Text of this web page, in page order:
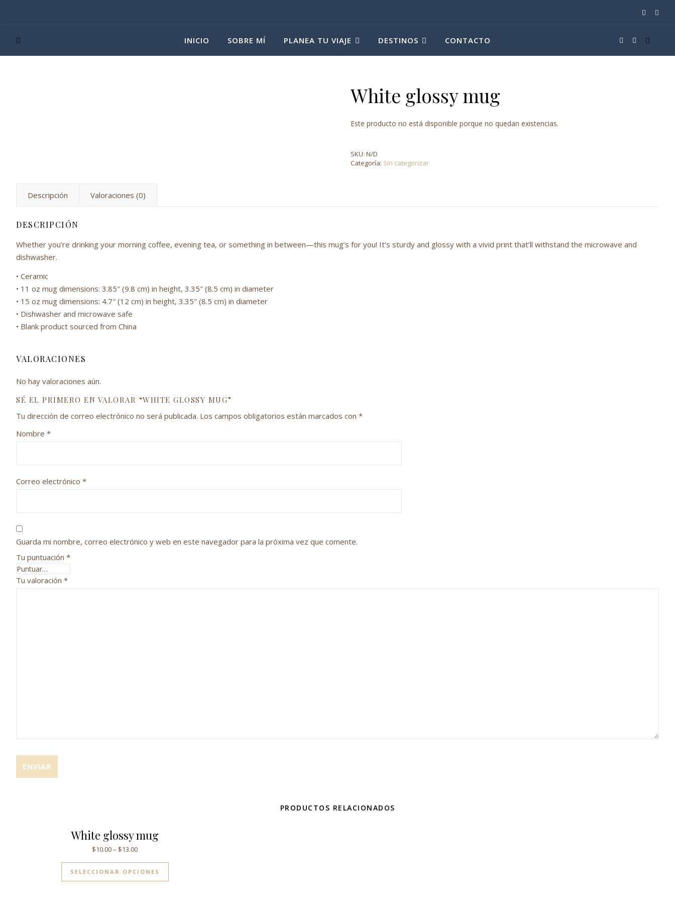
INICIO SOBRE MÍ PLANEA TU VIAJE DESTINOS CONTACTO
White glossy mug
Este producto no está disponible porque no quedan existencias.
SKU: N/D
Categoría: Sin categorizar
Descripción Valoraciones (0)
DESCRIPCIÓN
Whether you’re drinking your morning coffee, evening tea, or something in between—this mug’s for you! It’s sturdy and glossy with a vivid print that’ll withstand the microwave and
dishwasher.
• Ceramic
• 11 oz mug dimensions: 3.85″ (9.8 cm) in height, 3.35″ (8.5 cm) in diameter
• 15 oz mug dimensions: 4.7″ (12 cm) in height, 3.35″ (8.5 cm) in diameter
• Dishwasher and microwave safe
• Blank product sourced from China
VALORACIONES
No hay valoraciones aún.
SÉ EL PRIMERO EN VALORAR “WHITE GLOSSY MUG”
Tu dirección de correo electrónico no será publicada. Los campos obligatorios están marcados con *
Nombre *
Correo electrónico *
Guarda mi nombre, correo electrónico y web en este navegador para la próxima vez que comente.
Tu puntuación *
Tu valoración *
PRODUCTOS RELACIONADOS
White glossy mug
$10.00– $13.00
SELECCIONAR OPCIONES